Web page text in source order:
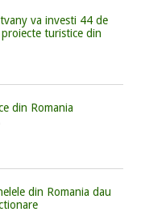
va investi 44 de
turistice din
din Romania
din Romania dau